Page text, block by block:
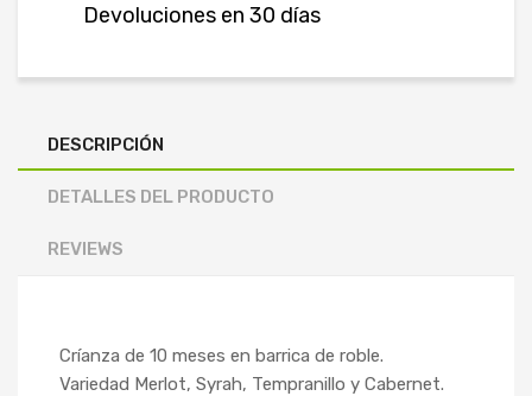
Devoluciones en 30 días
DESCRIPCIÓN
DETALLES DEL PRODUCTO
REVIEWS
Críanza de 10 meses en barrica de roble.
Variedad Merlot, Syrah, Tempranillo y Cabernet.